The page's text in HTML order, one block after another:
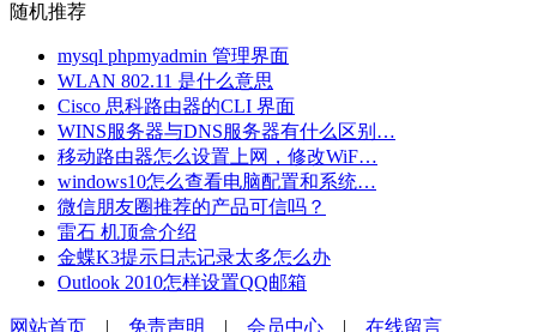
随机推荐
mysql phpmyadmin 管理界面
WLAN 802.11 是什么意思
Cisco 思科路由器的CLI 界面
WINS服务器与DNS服务器有什么区别…
移动路由器怎么设置上网，修改WiF…
windows10怎么查看电脑配置和系统…
微信朋友圈推荐的产品可信吗？
雷石 机顶盒介绍
金蝶K3提示日志记录太多怎么办
Outlook 2010怎样设置QQ邮箱
网站首页 | 免责声明 | 会员中心 | 在线留言